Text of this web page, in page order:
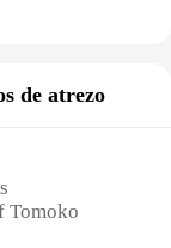
de atrezo
Tomoko